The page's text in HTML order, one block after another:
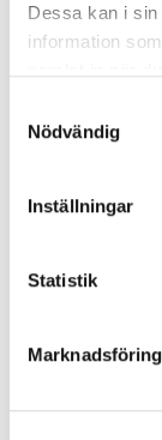
Dessa kan i
information
Nödvändig
Inställningar
Statistik
Marknadsföring